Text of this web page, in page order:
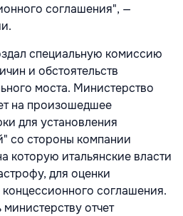
соглашения", —
специальную комиссию
и обстоятельств
моста. Министерство
на произошедшее
для установления
со стороны компании
которую итальянские власти
для оценки
соглашения.
отчет